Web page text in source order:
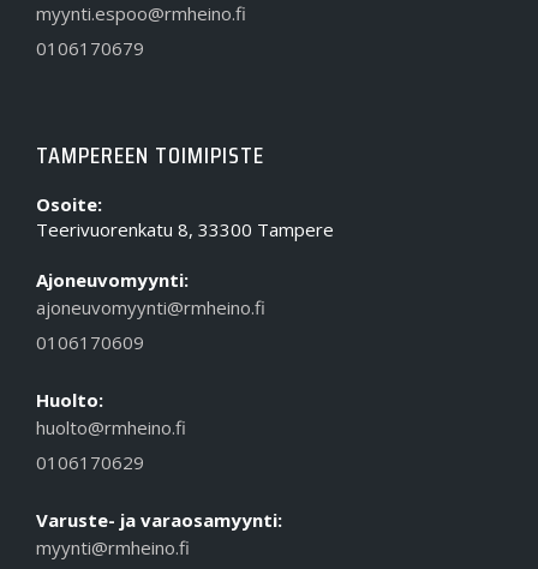
myynti.espoo@rmheino.fi
0106170679
TAMPEREEN TOIMIPISTE
Osoite:
Teerivuorenkatu 8, 33300 Tampere
Ajoneuvomyynti:
ajoneuvomyynti@rmheino.fi
0106170609
Huolto:
huolto@rmheino.fi
0106170629
Varuste- ja varaosamyynti:
myynti@rmheino.fi